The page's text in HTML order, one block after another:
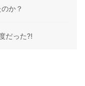
か？
だった⁈